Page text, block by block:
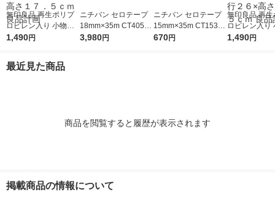
無印良品 再生ポリプ
ロピレン入り 小物収
納ケース 大 ホワイト
ｍ 良品計画
1,490円
ニチバン セロテープ
18mm×35m CT405A
P-18 1セット（10巻
3,980円
ニチバン セロテープ
15mm×35m CT1535-
5P 1パック（5巻入）
670円
無印良品 再生
ロピレン入り
納ケース ワイ
1,490円
最近見た商品
商品を閲覧すると履歴が表示されます
掲載商品の情報について